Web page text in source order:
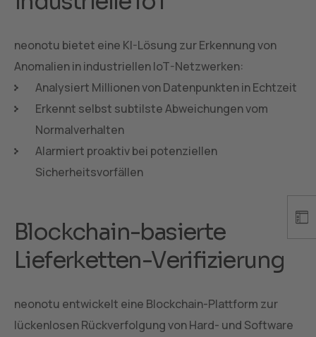
neonotu bietet eine KI-Lösung zur Erkennung von
Anomalien in industriellen IoT-Netzwerken:
Analysiert Millionen von Datenpunkten in Echtzeit
Erkennt selbst subtilste Abweichungen vom
Normalverhalten
Alarmiert proaktiv bei potenziellen
Sicherheitsvorfällen
Blockchain-basierte
Lieferketten-Verifizierung
neonotu entwickelt eine Blockchain-Plattform zur
lückenlosen Rückverfolgung von Hard- und Software